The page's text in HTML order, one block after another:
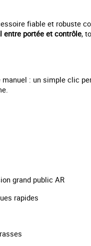
fiable et robuste
entre portée et contrôle,
: un simple clic
grand public AR
rapides